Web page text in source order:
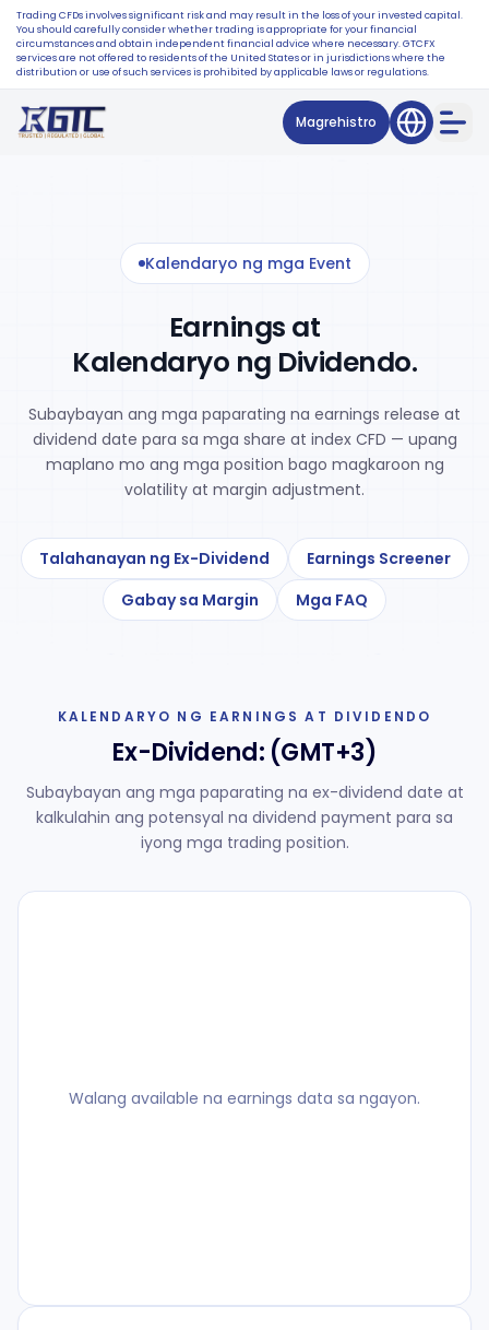
Trading CFDs involves significant risk and may result in the loss of your invested capital.
You should carefully consider whether trading is appropriate for your financial
circumstances and obtain independent financial advice where necessary. GTCFX
services are not offered to residents of the United States or in jurisdictions where the
distribution or use of such services is prohibited by applicable laws or regulations.
Magrehistro
Kalendaryo ng mga Event
Earnings at
Kalendaryo ng Dividendo.
Subaybayan ang mga paparating na earnings release at
dividend date para sa mga share at index CFD — upang
maplano mo ang mga position bago magkaroon ng
volatility at margin adjustment.
Talahanayan ng Ex-Dividend
Earnings Screener
Gabay sa Margin
Mga FAQ
KALENDARYO NG EARNINGS AT DIVIDENDO
Ex-Dividend: (GMT+3)
Subaybayan ang mga paparating na ex-dividend date at
kalkulahin ang potensyal na dividend payment para sa
iyong mga trading position.
Walang available na earnings data sa ngayon.